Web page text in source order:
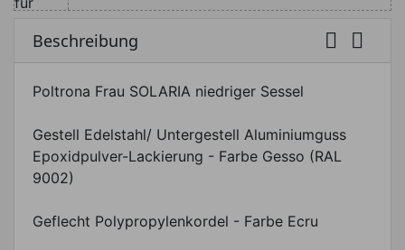
Beschreibung  
Poltrona Frau SOLARIA niedriger Sessel
Gestell Edelstahl/ Untergestell Aluminiumguss
Epoxidpulver-Lackierung - Farbe Gesso (RAL
9002)
Geflecht Polypropylenkordel - Farbe Ecru